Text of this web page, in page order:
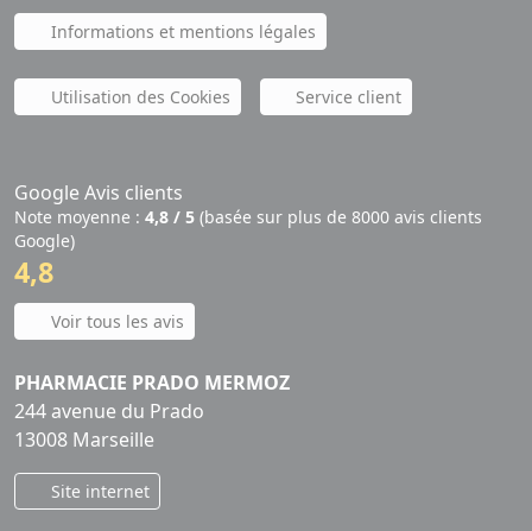
Informations et mentions légales
Utilisation des Cookies Service client
Google Avis clients
Note moyenne : 4,8 / 5 (basée sur plus de 8000 avis clients
Google)
4,8
Voir tous les avis
PHARMACIE PRADO MERMOZ
244 avenue du Prado
13008 Marseille
Site internet